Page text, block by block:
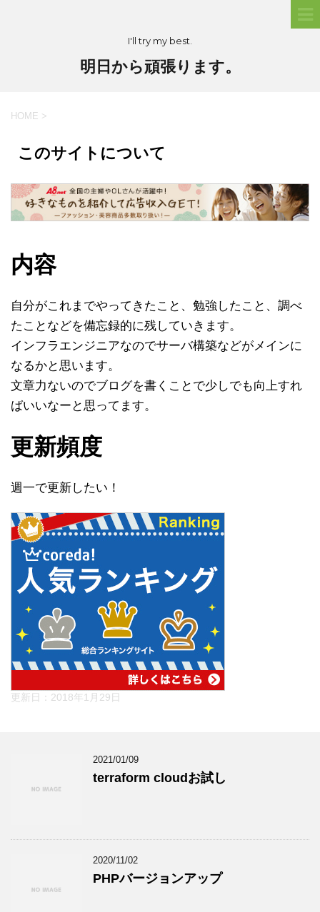
I'll try my best.
明日から頑張ります。
HOME >
このサイトについて
内容
自分がこれまでやってきたこと、勉強したこと、調べ
たことなどを備忘録的に残していきます。
インフラエンジニアなのでサーバ構築などがメインに
なるかと思います。
文章力ないのでブログを書くことで少しでも向上すれ
ばいいなーと思ってます。
更新頻度
週一で更新したい！
更新日： 2018年1月29日
2021/01/09
terraform cloudお試し
2020/11/02
PHPバージョンアップ